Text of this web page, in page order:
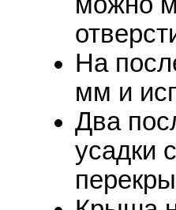
На
мм и
Два
усадки